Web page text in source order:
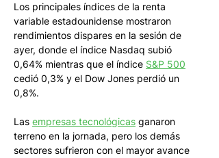
Los principales índices de la renta
variable estadounidense mostraron
rendimientos dispares en la sesión de
ayer, donde el índice Nasdaq subió
0,64% mientras que el índice S&P 500
cedió 0,3% y el Dow Jones perdió un
0,8%.
Las empresas tecnológicas ganaron
terreno en la jornada, pero los demás
sectores sufrieron con el mayor avance